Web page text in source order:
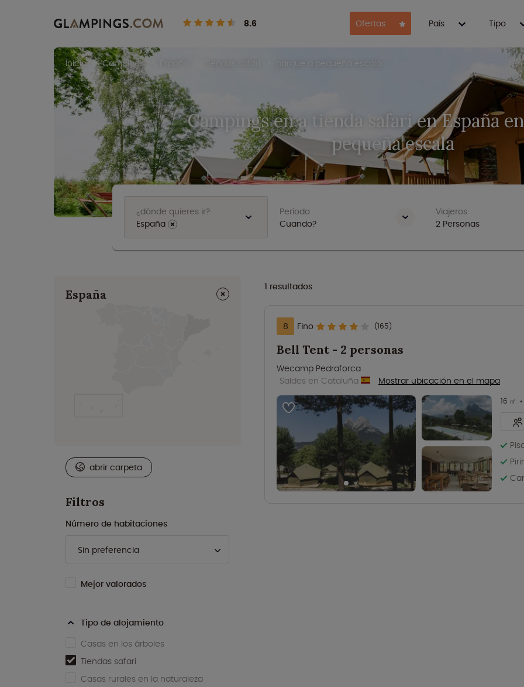
8.6 Ofertas País Tipo
Inicio Campings parque a pequeña escala
Campings en a tienda safari en España
pequeña escala
¿dónde quieres ir?
España ⨯
Período
Cuando?
Viajeros
2 Personas
España ⨯
abrir carpeta
Filtros
Número de habitaciones
Mejor valorados
Tipo de alojamiento
Casas en los árboles
Tiendas safari
Casas rurales en la naturaleza
1 resultados
8 Fino (165)
Bell Tent - 2 personas
Wecamp Pedraforca
Saldes en Cataluña
Mostrar ubicación en el mapa
16 ㎡